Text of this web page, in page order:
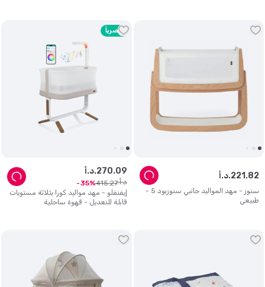
سنوز - مهد المواليد جانبي سنوزبود 5 -
طبيعي
د.أ.221 .82
حصرياً
إيفنفلو - مهد مواليد كورا بثلاثة مستويات
قابلة للتعديل - قهوة ساحلية
د.أ.270.09
د.أ. 415.27
35